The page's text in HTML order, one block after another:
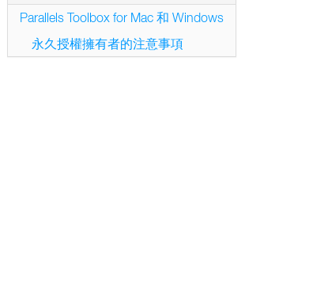
Parallels Toolbox for Mac 和 Windows
永久授權擁有者的注意事項